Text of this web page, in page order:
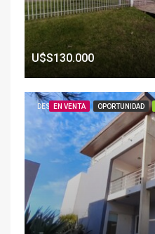
U$S130.000
DESTACADO
EN VENTA OPORTUNIDAD